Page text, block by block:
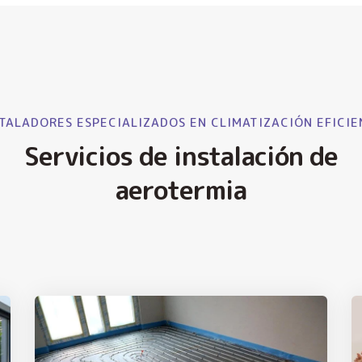
ESPECIALIZADOS EN CLIMATIZACIÓN
Servicios de instalación de
aerotermia